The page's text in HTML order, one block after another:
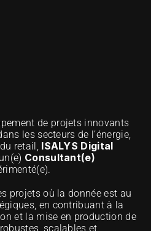
de projets innovants
les secteurs de l’énergie,
retail, ISALYS Digital
Consultant(e)
projets où la donnée est au
en contribuant à la
et la mise en production de
scalables et